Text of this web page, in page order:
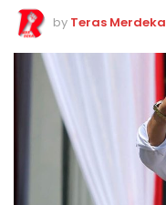
by Teras Merdeka